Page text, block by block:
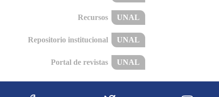
Recursos UNAL
Repositorio institucional UNAL
Portal de revistas UNAL